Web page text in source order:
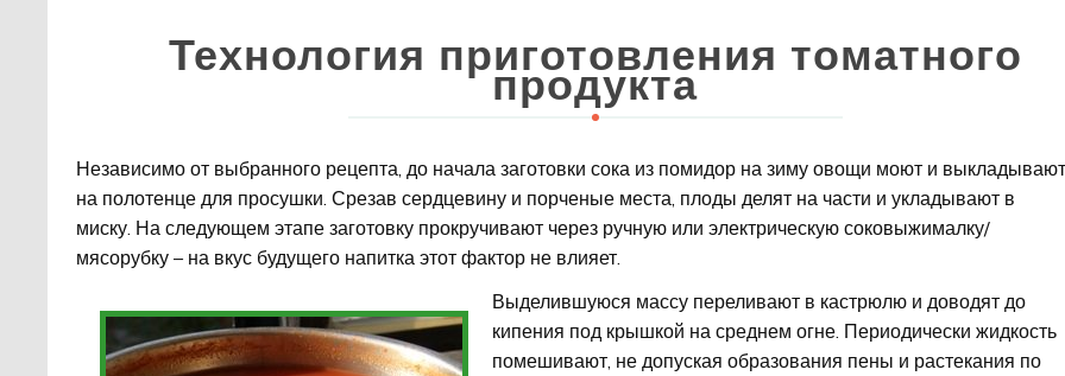
Технология приготовления томатного
продукта
Независимо от выбранного рецепта, до начала заготовки сока из помидор на зиму овощи моют и
на полотенце для просушки. Срезав сердцевину и порченые места, плоды делят на части и укладывают в
миску. На следующем этапе заготовку прокручивают через ручную или электрическую соковыжималку/
мясорубку – на вкус будущего напитка этот фактор не влияет.
Выделившуюся массу переливают в кастрюлю и доводят до
кипения под крышкой на среднем огне. Периодически жидкость
помешивают, не допуская образования пены и растекания по